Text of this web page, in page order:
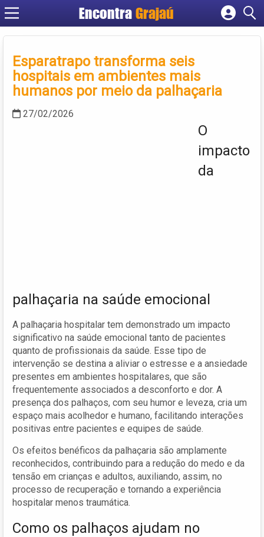
Encontra Grajaú
Cadastrar empresa
Criar conta
Esparatrapo transforma seis
hospitais em ambientes mais
humanos por meio da palhaçaria
27/02/2026
O
impacto
da
palhaçaria na saúde emocional
A palhaçaria hospitalar tem demonstrado um impacto
significativo na saúde emocional tanto de pacientes
quanto de profissionais da saúde. Esse tipo de
intervenção se destina a aliviar o estresse e a ansiedade
presentes em ambientes hospitalares, que são
frequentemente associados a desconforto e dor. A
presença dos palhaços, com seu humor e leveza, cria um
espaço mais acolhedor e humano, facilitando interações
positivas entre pacientes e equipes de saúde.
Os efeitos benéficos da palhaçaria são amplamente
reconhecidos, contribuindo para a redução do medo e da
tensão em crianças e adultos, auxiliando, assim, no
processo de recuperação e tornando a experiência
hospitalar menos traumática.
Como os palhaços ajudam no